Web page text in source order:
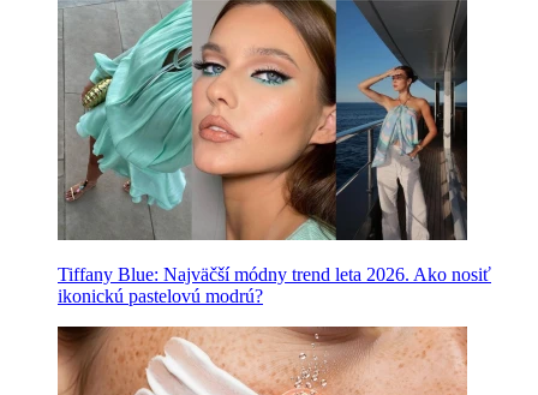
Tiffany Blue: Najväčší módny trend leta 2026. Ako nosiť
ikonickú pastelovú modrú?